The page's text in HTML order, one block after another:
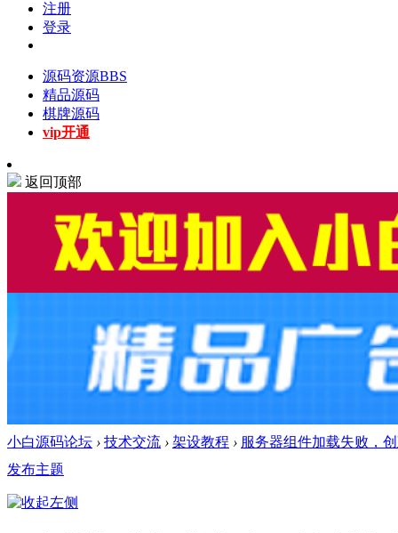
注册
登录
源码资源BBS
精品源码
棋牌源码
vip开通
返回顶部
小白源码论坛 › 技术交流 › 架设教程 › 服务器组件加载失败，
发布主题